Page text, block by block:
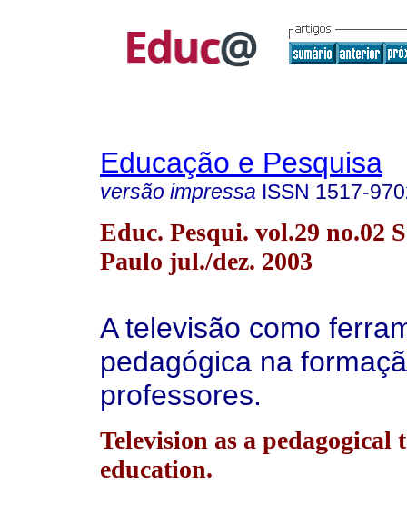
Educação e Pesquisa
versão impressa ISSN 1517-
Educ. Pesqui. vol.29 no.02
Paulo jul./dez. 2003
A televisão como
pedagógica na
professores.
Television as a pedagogical
education.